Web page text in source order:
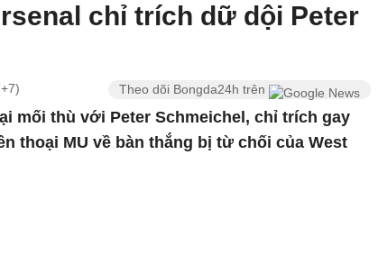
chỉ trích dữ dội Peter
Theo dõi Bongda24h trên
mối thù với Peter Schmeichel, chỉ trích gay
thoại MU về bàn thắng bị từ chối của West